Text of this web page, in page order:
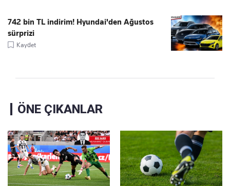
742 bin TL indirim! Hyundai'den Ağustos
sürprizi
Kaydet
ÖNE ÇIKANLAR